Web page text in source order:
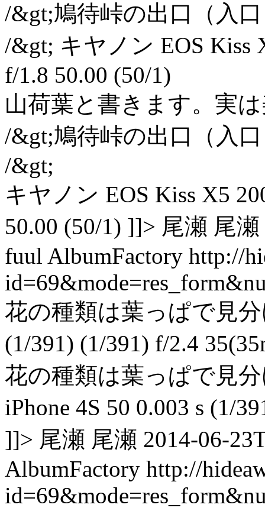
/&gt;鳩待峠の出口（入
/&gt; キヤノン EOS Kiss
f/1.8 50.00 (50/1)
山荷葉と書きます。実
/&gt;鳩待峠の出口（入
/&gt;
キヤノン EOS Kiss X5
50.00 (50/1) ]]> 尾瀬 尾
fuul AlbumFactory http://
花の種類は葉っぱで見分
(1/391) (1/391) f/2.4
花の種類は葉っぱで見
iPhone 4S 50 0.003 s (1/
]]> 尾瀬 尾瀬 2014-06-
AlbumFactory http://